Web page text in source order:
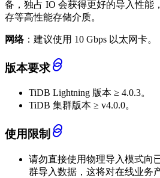
备，独占 IO 会获得更好的导入性能
存等高性能存储介质。
网络：建议使用 10 Gbps 以太网卡。
版本要求
TiDB Lightning 版本 ≥ 4.0.3。
TiDB 集群版本 ≥ v4.0.0。
使用限制
请勿直接使用物理导入模式向
群导入数据，这将对在线业务